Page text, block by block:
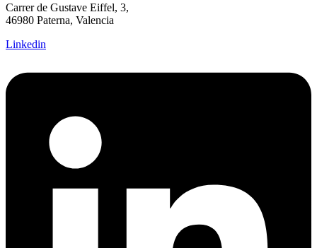
Carrer de Gustave Eiffel, 3,
46980 Paterna, Valencia
Linkedin